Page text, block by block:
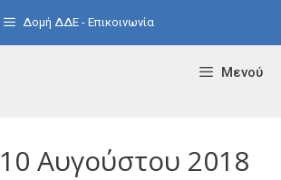
Δομή ΔΔΕ - Επικοινωνία
Μενού
10 Αυγούστου 2018